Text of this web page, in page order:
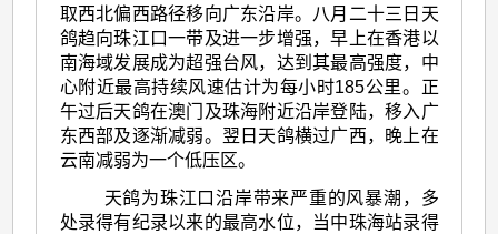
取西北偏西路径移向广东沿岸。八月二十三日天
鸽趋向珠江口一带及进一步增强，早上在香港以
南海域发展成为超强台风，达到其最高强度，中
心附近最高持续风速估计为每小时185公里。正
午过后天鸽在澳门及珠海附近沿岸登陆，移入广
东西部及逐渐减弱。翌日天鸽横过广西，晚上在
云南减弱为一个低压区。
天鸽为珠江口沿岸带来严重的风暴潮，多
处录得有纪录以来的最高水位，当中珠海站录得